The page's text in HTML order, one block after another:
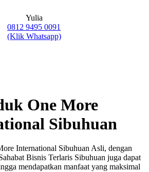
Yulia
0812 9495 0091
(Klik Whatsapp)
One More
Sibuhuan
International Sibuhuan Asli, dengan
Bisnis Terlaris Sibuhuan juga dapat
mendapatkan manfaat yang maksimal